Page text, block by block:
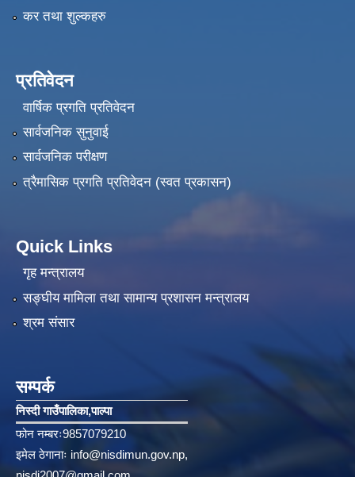
कर तथा शुल्कहरु
प्रतिवेदन
वार्षिक प्रगति प्रतिवेदन
सार्वजनिक सुनुवाई
सार्वजनिक परीक्षण
त्रैमासिक प्रगति प्रतिवेदन (स्वत प्रकासन)
Quick Links
गृह मन्त्रालय
सङ्‍घीय मामिला तथा सामान्य प्रशासन मन्त्रालय
श्रम संसार
सम्पर्क
निस्दी गाउँपालिका‚पाल्पा
फोन नम्बरः9857079210
इमेल ठेगानाः info@nisdimun.gov.np,